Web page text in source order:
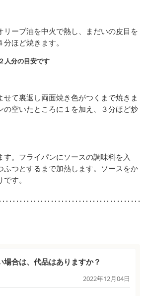
リーブ油を中火で熱し、まだいの皮目を
ほど焼きます。
人分の目安です
せて裏返し両面焼き色がつくまで焼きま
の空いたところに１を加え、３分ほど炒
す。フライパンにソースの調味料を入
ふつとするまで加熱します。ソースをか
す。
場合は、代品はありますか？
2022年12月04日